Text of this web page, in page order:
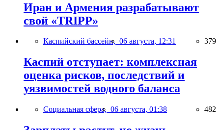
Иран и Армения разрабатывают
свой «TRIPP»
Каспийский бассейн, 06 августа, 12:31 379
Каспий отступает: комплексная
оценка рисков, последствий и
уязвимостей водного баланса
Социальная сфера, 06 августа, 01:38 482